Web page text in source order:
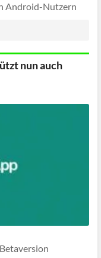
Android-Nutzern
nun auch